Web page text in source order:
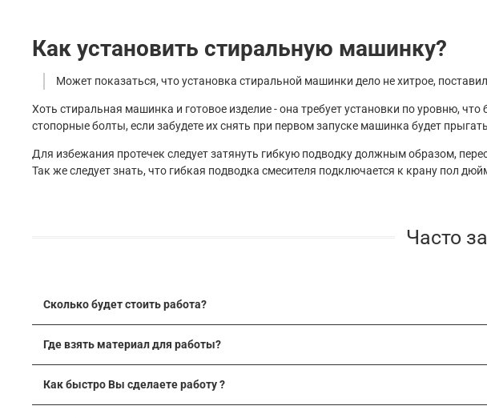
Как установить стиральную машинку?
Может показаться, что установка стиральной машинки дело не хитрое,
Хоть стиральная машинка и готовое изделие - она требует установки по уровню,
стопорные болты, если забудете их снять при первом запуске машинка будет
Для избежания протечек следует затянуть гибкую подводку должным образом,
Так же следует знать, что гибкая подводка смесителя подключается к крану пол
Часто
Сколько будет стоить работа?
более 90%) материала
В большинстве случаев мы можемоценить стоимость работы по телефону- по
сайте или звоните нашему консультанту для составления сметы
Где взять материал для работы?
вашего объекта на себя! Вам остнется только оплатить его по чеку при получении.
Как быстро Вы сделаете работу ?